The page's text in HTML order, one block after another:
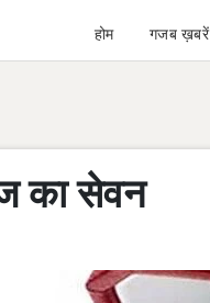
होम गजब ख़बरें
का सेवन